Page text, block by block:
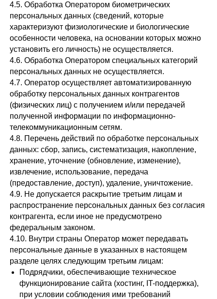
4.5. Обработка Оператором биометрических
персональных данных (сведений, которые
характеризуют физиологические и биологические
особенности человека, на основании которых можно
установить его личность) не осуществляется.
4.6. Обработка Оператором специальных категорий
персональных данных не осуществляется.
4.7. Оператор осуществляет автоматизированную
обработку персональных данных контрагентов
(физических лиц) с получением и/или передачей
полученной информации по информационно-
телекоммуникационным сетям.
4.8. Перечень действий по обработке персональных
данных: сбор, запись, систематизация, накопление,
хранение, уточнение (обновление, изменение),
извлечение, использование, передача
(предоставление, доступ), удаление, уничтожение.
4.9. Не допускается раскрытие третьим лицам и
распространение персональных данных без согласия
контрагента, если иное не предусмотрено
федеральным законом.
4.10. Внутри страны Оператор может передавать
персональные данные в указанных в настоящем
разделе целях следующим третьим лицам:
Подрядчики, обеспечивающие техническое
функционирование сайта (хостинг, IT-поддержка),
при условии соблюдения ими требований